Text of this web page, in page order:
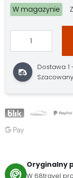
W magazynie
Dostawa 1
Oryginalny
W 68travel